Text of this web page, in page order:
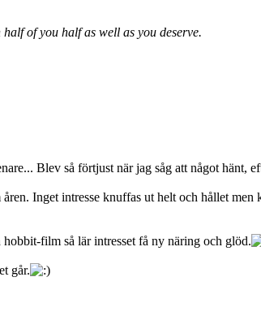
of you half as well as you deserve.
Blev så förtjust när jag såg att något hänt,
Inget intresse knuffas ut helt och hållet
film så lär intresset få ny näring och glöd.
går.